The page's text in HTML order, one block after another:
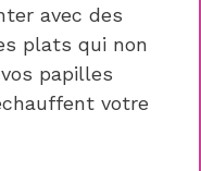
avec des
plats qui non
papilles
votre